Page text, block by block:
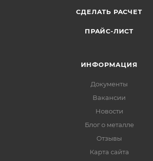
СДЕЛАТЬ РАСЧЕТ
ПРАЙС-ЛИСТ
ИНФОРМАЦИЯ
Документы
Вакансии
Новости
Блог о металле
Отзывы
Карта сайта